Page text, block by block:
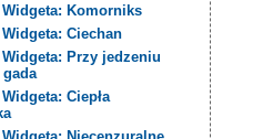
Komorniks
Ciechan
Przy jedzeniu
Ciepła